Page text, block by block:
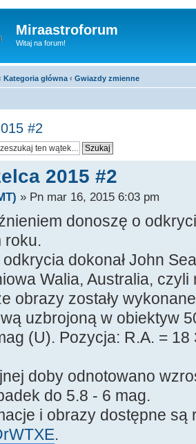
Miraastroforum
Witaj na forum!
Kategoria główna ‹ Gwiazdy zmienne
#2
2015 #2
» Pn mar 16, 2015 6:03 pm
donoszę o
roku.
dokonał John
Walia, Australia,
obrazy zostały
uzbrojoną w obiektyw
(U). Pozycja: R.A. =
doby odnotowano
do 5.8 - 6 mag.
i obrazy dostępne są
.